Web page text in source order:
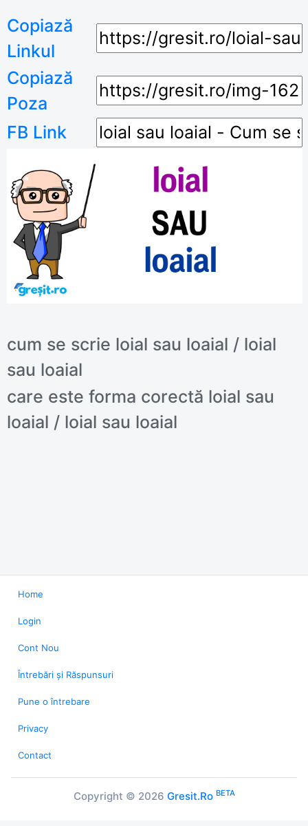
Copiază
Linkul
Copiază
Poza
FB Link
cum se scrie loial sau loaial / loial
sau loaial
care este forma corectă loial sau
loaial / loial sau loaial
Home
Login
Cont Nou
Întrebări și Răspunsuri
Pune o întrebare
Privacy
Contact
Copyright © 2026 Gresit.Ro BETA